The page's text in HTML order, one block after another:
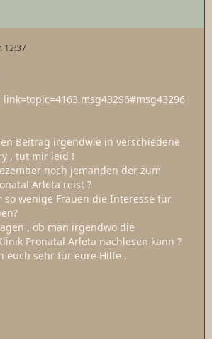
12:37
Beitrag irgendwie in verschiedene
, tut mir leid !
noch jemanden der zum
Arleta reist ?
so wenige Frauen die Interesse für
, ob man irgendwo die
Pronatal Arleta nachlesen kann ?
euch sehr für eure Hilfe .